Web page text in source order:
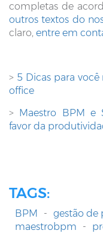
completas de
outros textos do
claro, entre em
> 5 Dicas para
office
> Maestro BPM e
favor da
TAGS:
BPM - gestão de
maestrobpm
-